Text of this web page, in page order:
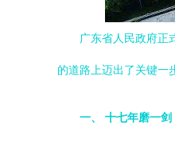
广东省人民政府正
的道路上迈出了关键一
一、 十七年磨一